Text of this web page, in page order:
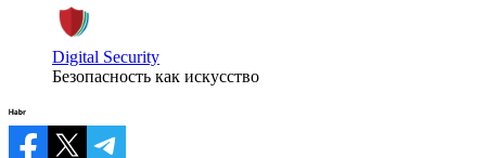
Digital Security
Безопасность как искусство